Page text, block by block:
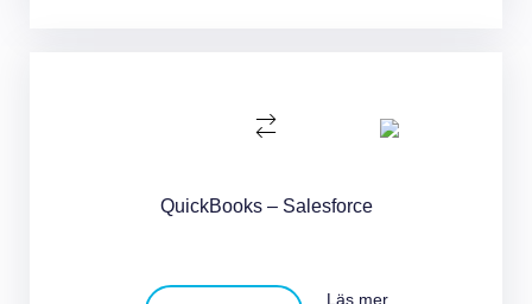
QuickBooks – Salesforce
Läs mer